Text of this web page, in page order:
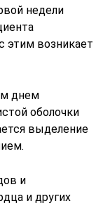
недели
этим возникает
днем
оболочки
выделение
и
и других